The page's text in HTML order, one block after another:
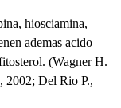
hiosciamina,
ademas acido
(Wagner H.
2002; Del Rio P.,